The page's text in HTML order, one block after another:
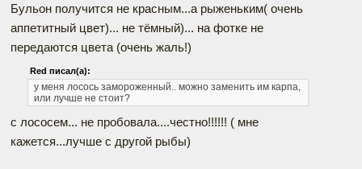
Бульон получится не красным...а рыженьким( очень
аппетитный цвет)... не тёмный)... на фотке не
передаются цвета (очень жаль!)
Red писал(а):
у меня лосось замороженный.. можно заменить им карпа,
или лучше не стоит?
с лососем... не пробовала....честно!!!!!! ( мне
кажется...лучше с другой рыбы)